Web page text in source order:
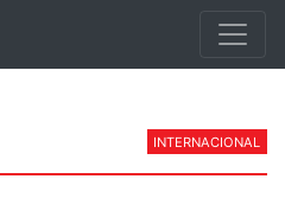
INTERNACIONAL